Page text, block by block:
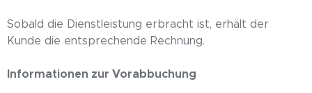
Sobald die Dienstleistung erbracht ist, erhält der
Kunde die entsprechende Rechnung.
Informationen zur Vorabbuchung